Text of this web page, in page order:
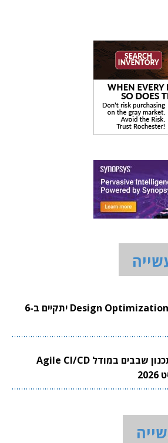
וובינר סינופסיס ל-Design Optimization יתקיים ב-6
וובינר סינופסיס לתכנון שבבים במודל Agile CI/CD